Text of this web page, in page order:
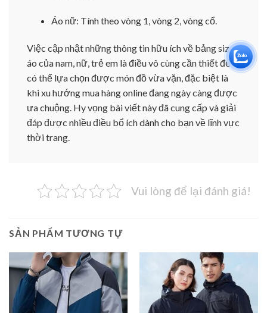
Áo nữ: Tính theo vòng 1, vòng 2, vòng cổ.
Việc cập nhật những thông tin hữu ích về bảng size
áo của nam, nữ, trẻ em là điều vô cùng cần thiết để
có thể lựa chọn được món đồ vừa vặn, đặc biệt là
khi xu hướng mua hàng online đang ngày càng được
ưa chuộng. Hy vọng bài viết này đã cung cấp và giải
đáp được nhiều điều bổ ích dành cho bạn về lĩnh vực
thời trang.
Vui lòng để lại đánh giá!
SẢN PHẨM TƯƠNG TỰ